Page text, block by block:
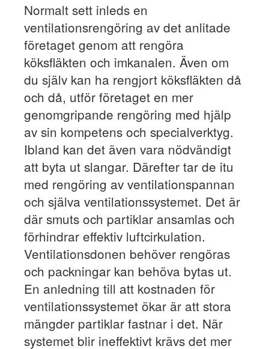
Normalt sett inleds en
ventilationsrengöring av det anlitade
företaget genom att rengöra
köksfläkten och imkanalen. Även om
du själv kan ha rengjort köksfläkten då
och då, utför företaget en mer
genomgripande rengöring med hjälp
av sin kompetens och specialverktyg.
Ibland kan det även vara nödvändigt
att byta ut slangar. Därefter tar de itu
med rengöring av ventilationspannan
och själva ventilationssystemet. Det är
där smuts och partiklar ansamlas och
förhindrar effektiv luftcirkulation.
Ventilationsdonen behöver rengöras
och packningar kan behöva bytas ut.
En anledning till att kostnaden för
ventilationssystemet ökar är att stora
mängder partiklar fastnar i det. När
systemet blir ineffektivt krävs det mer